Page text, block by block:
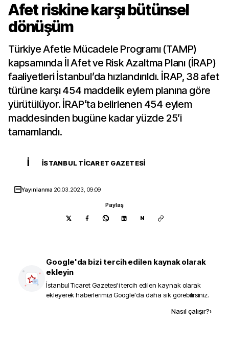
Afet riskine karşı bütünsel
dönüşüm
Türkiye Afetle Mücadele Programı (TAMP)
kapsamında İl Afet ve Risk Azaltma Planı (İRAP)
faaliyetleri İstanbul’da hızlandırıldı. İRAP, 38 afet
türüne karşı 454 maddelik eylem planına göre
yürütülüyor. İRAP’ta belirlenen 454 eylem
maddesinden bugüne kadar yüzde 25’i
tamamlandı.
İ İSTANBUL TICARET GAZETESI
Yayınlanma 20.03.2023, 09:09
Paylaş
N
Google'da bizi tercih edilen kaynak olarak
ekleyin
İstanbul Ticaret Gazetesi'i tercih edilen kaynak olarak
ekleyerek haberlerimizi Google'da daha sık görebilirsiniz.
Nasıl çalışır?›